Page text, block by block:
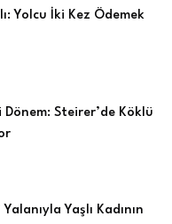
Yolcu İki Kez Ödemek
Dönem: Steirer’de Köklü
Yaşlı Kadının